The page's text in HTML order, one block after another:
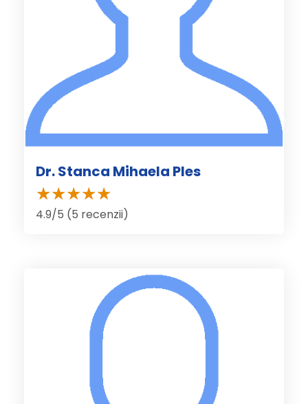
Dr. Stanca Mihaela Ples
4.9/5 (5 recenzii)